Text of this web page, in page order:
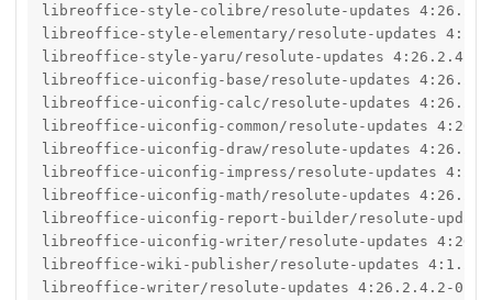
libreoffice-style-colibre/resolute-updates
libreoffice-style-elementary/resolute-updates
libreoffice-style-yaru/resolute-updates
libreoffice-uiconfig-base/resolute-updates
libreoffice-uiconfig-calc/resolute-updates
libreoffice-uiconfig-common/resolute-updates
libreoffice-uiconfig-draw/resolute-updates
libreoffice-uiconfig-impress/resolute-updates
libreoffice-uiconfig-math/resolute-updates
libreoffice-uiconfig-report-builder/resolute-
libreoffice-uiconfig-writer/resolute-updates
libreoffice-wiki-publisher/resolute-updates
libreoffice-writer/resolute-updates 4:26.2.4.2-